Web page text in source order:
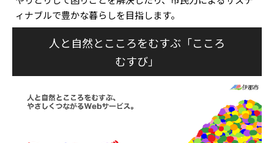
ィナブルで豊かな暮らしを目指します。
人と自然とこころをむすぶ「こころ
むすび」